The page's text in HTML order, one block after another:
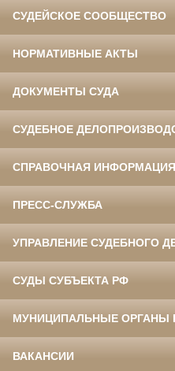
СУДЕЙСКОЕ СООБЩЕСТВО
НОРМАТИВНЫЕ АКТЫ
ДОКУМЕНТЫ СУДА
СУДЕБНОЕ
СПРАВОЧНАЯ ИНФОРМАЦИЯ
ПРЕСС-СЛУЖБА
УПРАВЛЕНИЕ СУДЕБНОГО
СУДЫ СУБЪЕКТА РФ
МУНИЦИПАЛЬНЫЕ ОРГАНЫ
ВАКАНСИИ